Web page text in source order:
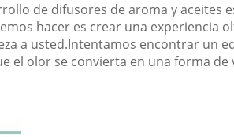
de difusores de aroma y aceites
hacer es crear una experiencia
a usted.Intentamos encontrar un
olor se convierta en una forma de